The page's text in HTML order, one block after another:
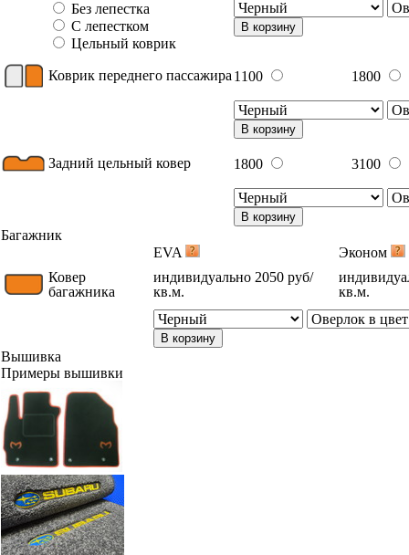
Без лепестка
С лепестком
Цельный коврик
В корзину
Коврик переднего пассажира 1100 1800
В корзину
Задний цельный ковер 1800 3100
В корзину
Багажник
EVA
Эконом
Ковер
багажника
индивидуально 2050 руб/
кв.м.
кв.м.
В корзину
Вышивка
Примеры вышивки